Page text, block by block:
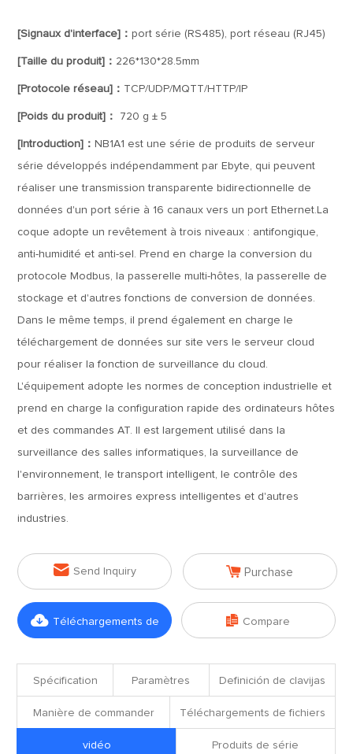
[Signaux d'interface]：port série (RS485), port réseau (RJ45)
[Taille du produit]： 226*130*28.5mm
[Protocole réseau]： TCP/UDP/MQTT/HTTP/IP
[Poids du produit]： 720 g ± 5
[Introduction]： NB1A1 est une série de produits de serveur
série développés indépendamment par Ebyte, qui peuvent
réaliser une transmission transparente bidirectionnelle de
données d'un port série à 16 canaux vers un port Ethernet.La
coque adopte un revêtement à trois niveaux : antifongique,
anti-humidité et anti-sel. Prend en charge la conversion du
protocole Modbus, la passerelle multi-hôtes, la passerelle de
stockage et d'autres fonctions de conversion de données.
Dans le même temps, il prend également en charge le
téléchargement de données sur site vers le serveur cloud
pour réaliser la fonction de surveillance du cloud.
L'équipement adopte les normes de conception industrielle et
prend en charge la configuration rapide des ordinateurs hôtes
et des commandes AT. Il est largement utilisé dans la
surveillance des salles informatiques, la surveillance de
l'environnement, le transport intelligent, le contrôle des
barrières, les armoires express intelligentes et d'autres
industries.
 Send Inquiry  Purchase
 Téléchargements de  Compare
Spécification Paramètres Definición de clavijas
Manière de commander Téléchargements de fichiers
vidéo Produits de série